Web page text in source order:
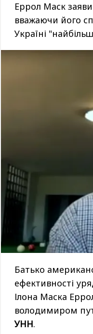
Еррол Маск
вважаючи його
Україні
Батько
ефективності
Ілона Маска
володимиром
УНН.